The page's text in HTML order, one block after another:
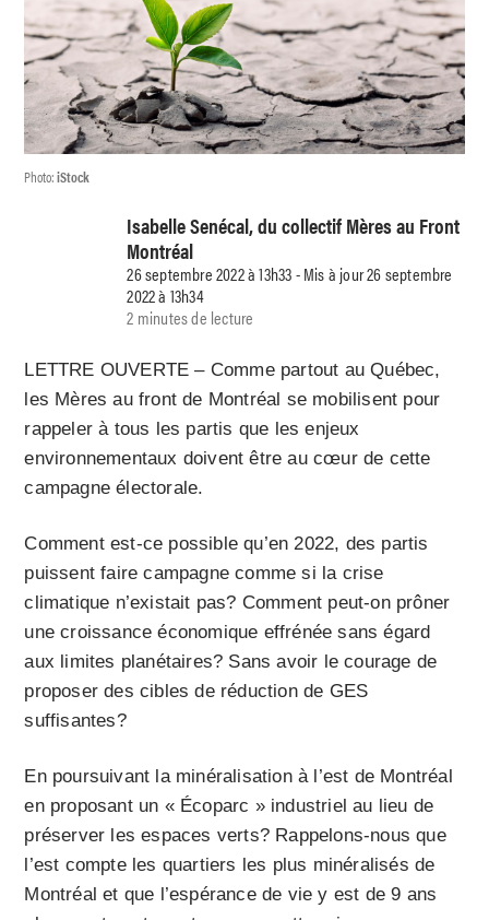
Photo:iStock
Isabelle Senécal, du collectif Mères au Front
Montréal
26 septembre 2022 à 13h33 - Mis à jour 26 septembre
2022 à 13h34
2 minutes de lecture
LETTRE OUVERTE – Comme partout au Québec,
les Mères au front de Montréal se mobilisent pour
rappeler à tous les partis que les enjeux
environnementaux doivent être au cœur de cette
campagne électorale.
Comment est-ce possible qu’en 2022, des partis
puissent faire campagne comme si la crise
climatique n’existait pas? Comment peut-on prôner
une croissance économique effrénée sans égard
aux limites planétaires? Sans avoir le courage de
proposer des cibles de réduction de GES
suffisantes?
En poursuivant la minéralisation à l’est de Montréal
en proposant un « Écoparc » industriel au lieu de
préserver les espaces verts? Rappelons-nous que
l’est compte les quartiers les plus minéralisés de
Montréal et que l’espérance de vie y est de 9 ans